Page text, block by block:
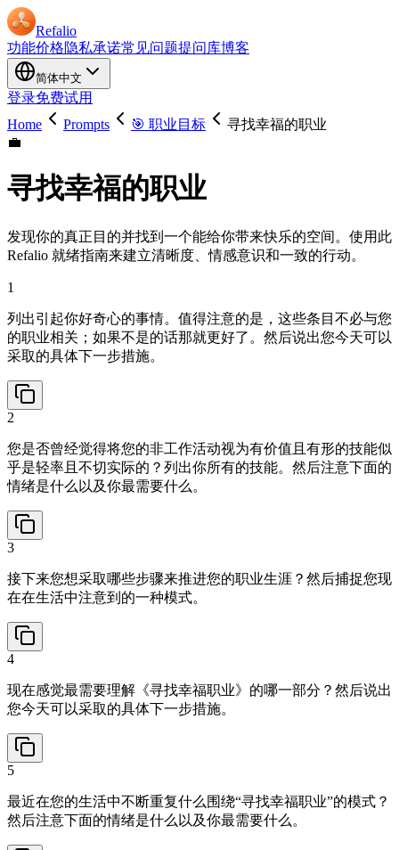
Refalio
功能价格隐私承诺常见问题提问库博客
简体中文
登录免费试用
Home
Prompts 🎯 职业目标
寻找幸福的职业
💼
寻找幸福的职业
发现你的真正目的并找到一个能给你带来快乐的空间。使用此
Refalio 就绪指南来建立清晰度、情感意识和一致的行动。
1
列出引起你好奇心的事情。值得注意的是，这些条目不必与您
的职业相关；如果不是的话那就更好了。然后说出您今天可以
采取的具体下一步措施。
2
您是否曾经觉得将您的非工作活动视为有价值且有形的技能似
乎是轻率且不切实际的？列出你所有的技能。然后注意下面的
情绪是什么以及你最需要什么。
3
接下来您想采取哪些步骤来推进您的职业生涯？然后捕捉您现
在在生活中注意到的一种模式。
4
现在感觉最需要理解《寻找幸福职业》的哪一部分？然后说出
您今天可以采取的具体下一步措施。
5
最近在您的生活中不断重复什么围绕“寻找幸福职业”的模式？
然后注意下面的情绪是什么以及你最需要什么。